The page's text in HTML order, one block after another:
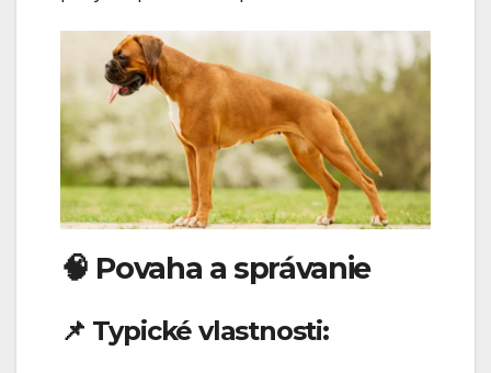
🧠 Povaha a správanie
📌 Typické vlastnosti: